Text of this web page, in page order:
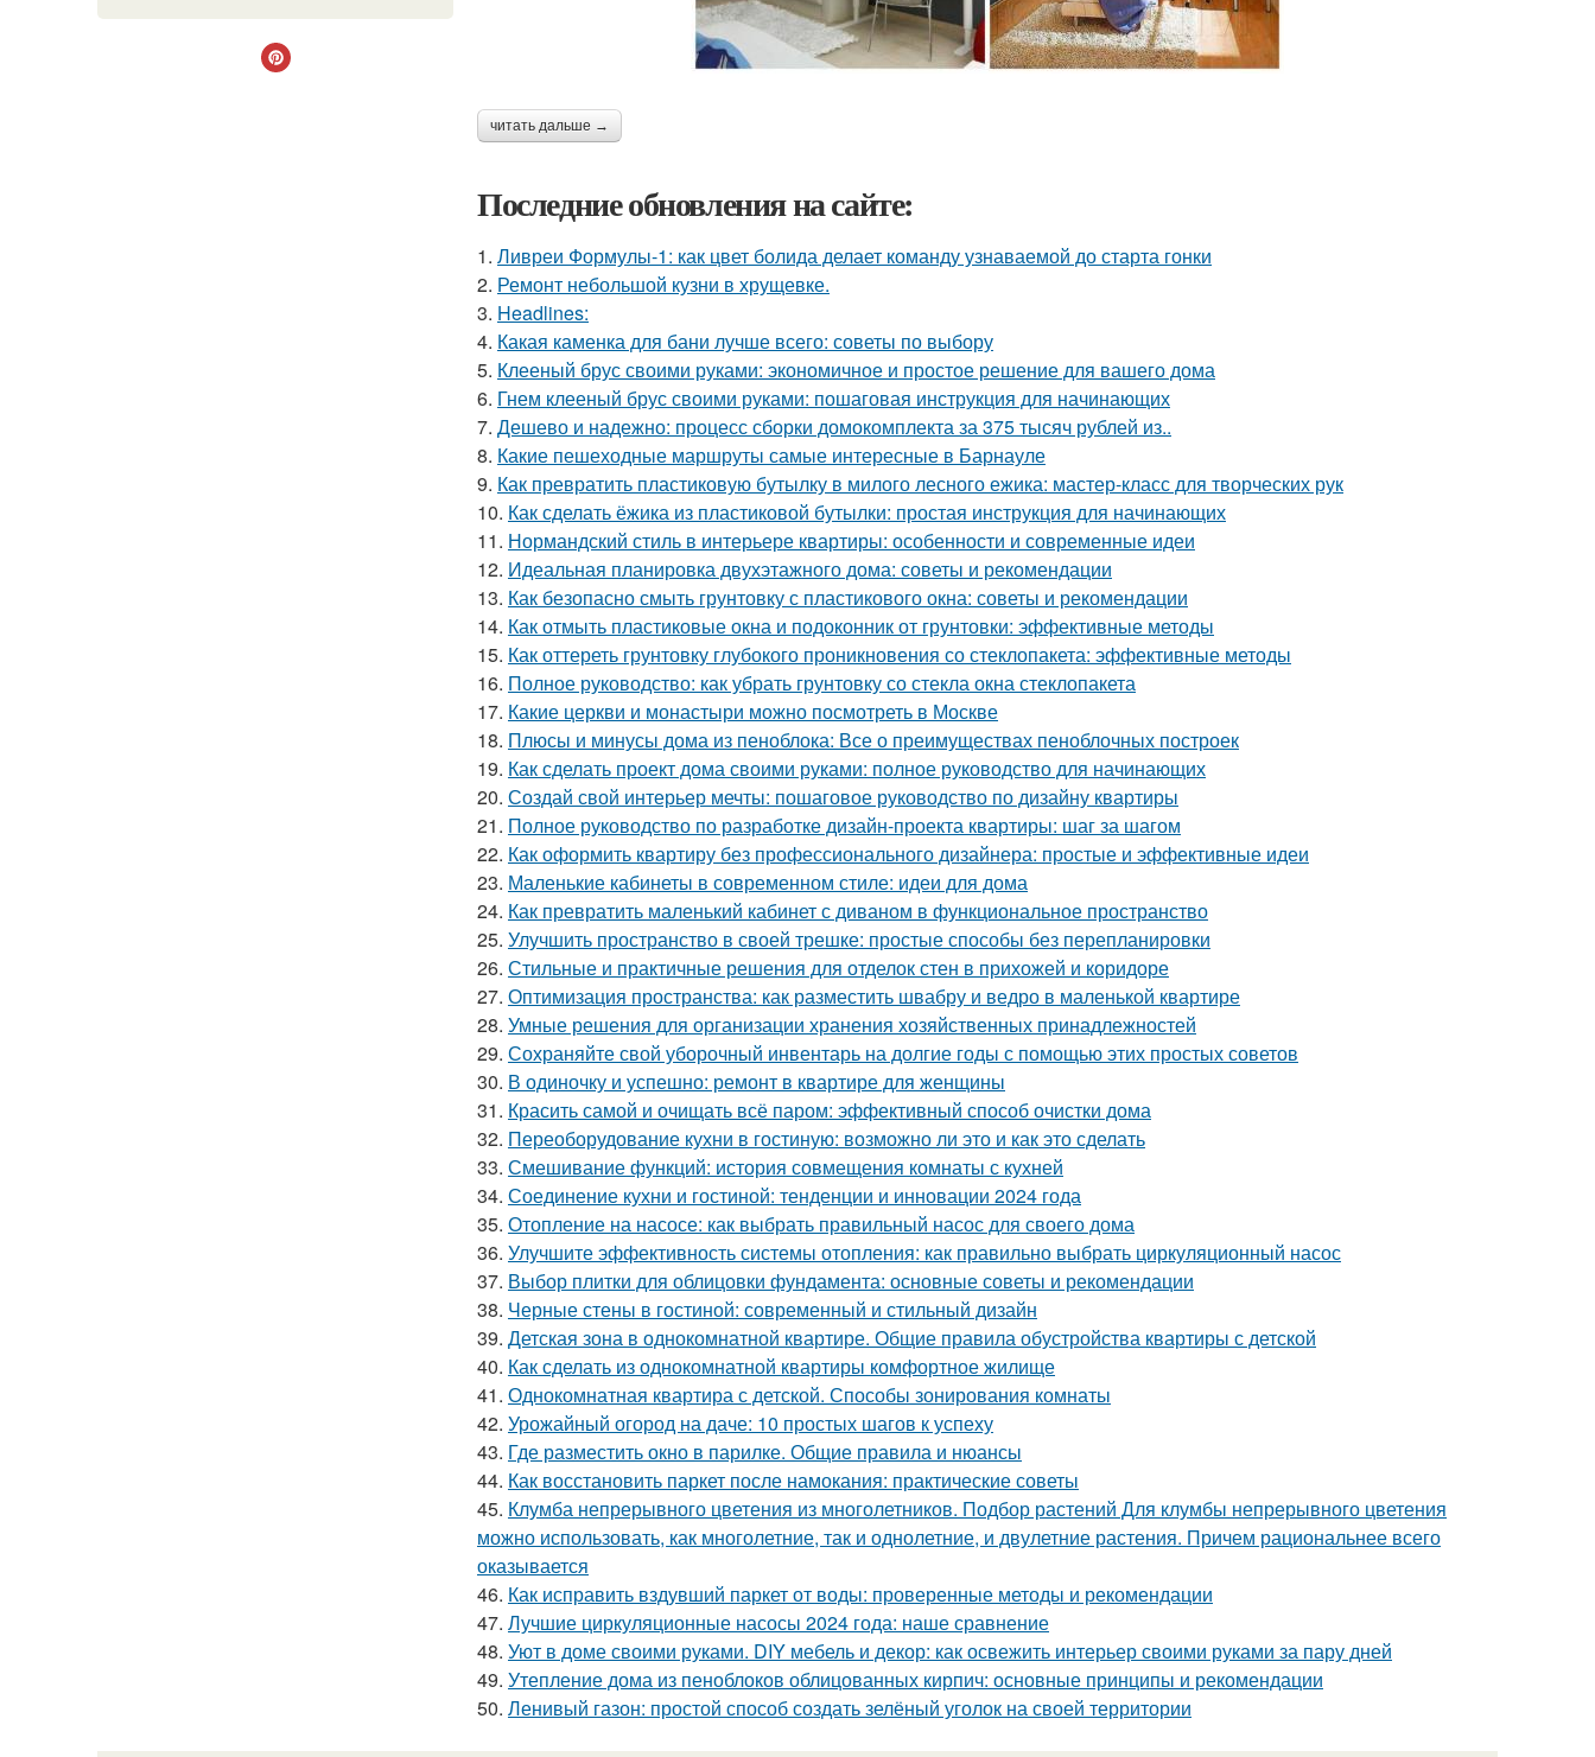
читать дальше →
Последние обновления на сайте:
1. Ливреи Формулы-1: как цвет болида делает команду узнаваемой до старта гонки
2. Ремонт небольшой кузни в хрущевке.
3. Headlines:
4. Какая каменка для бани лучше всего: советы по выбору
5. Клееный брус своими руками: экономичное и простое решение для вашего дома
6. Гнем клееный брус своими руками: пошаговая инструкция для начинающих
7. Дешево и надежно: процесс сборки домокомплекта за 375 тысяч рублей из..
8. Какие пешеходные маршруты самые интересные в Барнауле
9. Как превратить пластиковую бутылку в милого лесного ежика: мастер-класс для творческих рук
10. Как сделать ёжика из пластиковой бутылки: простая инструкция для начинающих
11. Нормандский стиль в интерьере квартиры: особенности и современные идеи
12. Идеальная планировка двухэтажного дома: советы и рекомендации
13. Как безопасно смыть грунтовку с пластикового окна: советы и рекомендации
14. Как отмыть пластиковые окна и подоконник от грунтовки: эффективные методы
15. Как оттереть грунтовку глубокого проникновения со стеклопакета: эффективные методы
16. Полное руководство: как убрать грунтовку со стекла окна стеклопакета
17. Какие церкви и монастыри можно посмотреть в Москве
18. Плюсы и минусы дома из пеноблока: Все о преимуществах пеноблочных построек
19. Как сделать проект дома своими руками: полное руководство для начинающих
20. Создай свой интерьер мечты: пошаговое руководство по дизайну квартиры
21. Полное руководство по разработке дизайн-проекта квартиры: шаг за шагом
22. Как оформить квартиру без профессионального дизайнера: простые и эффективные идеи
23. Маленькие кабинеты в современном стиле: идеи для дома
24. Как превратить маленький кабинет с диваном в функциональное пространство
25. Улучшить пространство в своей трешке: простые способы без перепланировки
26. Стильные и практичные решения для отделок стен в прихожей и коридоре
27. Оптимизация пространства: как разместить швабру и ведро в маленькой квартире
28. Умные решения для организации хранения хозяйственных принадлежностей
29. Сохраняйте свой уборочный инвентарь на долгие годы с помощью этих простых советов
30. В одиночку и успешно: ремонт в квартире для женщины
31. Красить самой и очищать всё паром: эффективный способ очистки дома
32. Переоборудование кухни в гостиную: возможно ли это и как это сделать
33. Смешивание функций: история совмещения комнаты с кухней
34. Соединение кухни и гостиной: тенденции и инновации 2024 года
35. Отопление на насосе: как выбрать правильный насос для своего дома
36. Улучшите эффективность системы отопления: как правильно выбрать циркуляционный насос
37. Выбор плитки для облицовки фундамента: основные советы и рекомендации
38. Черные стены в гостиной: современный и стильный дизайн
39. Детская зона в однокомнатной квартире. Общие правила обустройства квартиры с детской
40. Как сделать из однокомнатной квартиры комфортное жилище
41. Однокомнатная квартира с детской. Способы зонирования комнаты
42. Урожайный огород на даче: 10 простых шагов к успеху
43. Где разместить окно в парилке. Общие правила и нюансы
44. Как восстановить паркет после намокания: практические советы
45. Клумба непрерывного цветения из многолетников. Подбор растений Для клумбы непрерывного цветения
можно использовать, как многолетние, так и однолетние, и двулетние растения. Причем рациональнее всего
оказывается
46. Как исправить вздувший паркет от воды: проверенные методы и рекомендации
47. Лучшие циркуляционные насосы 2024 года: наше сравнение
48. Уют в доме своими руками. DIY мебель и декор: как освежить интерьер своими руками за пару дней
49. Утепление дома из пеноблоков облицованных кирпич: основные принципы и рекомендации
50. Ленивый газон: простой способ создать зелёный уголок на своей территории